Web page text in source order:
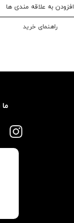
افزودن به علاقه مندی ها
راهنمای خرید